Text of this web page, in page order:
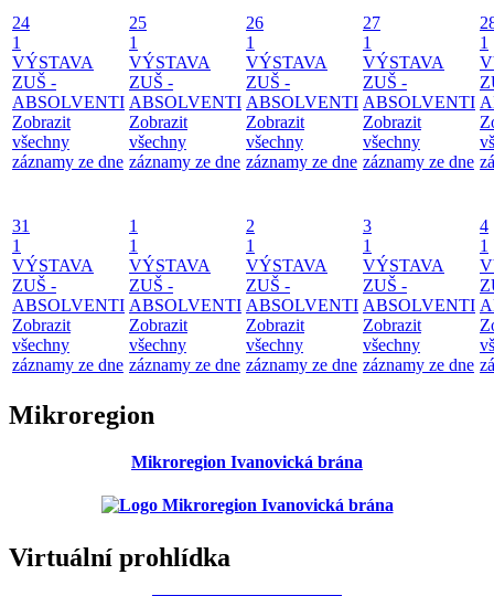
24
1
VÝSTAVA
ZUŠ -
ABSOLVENTI
Zobrazit
všechny
záznamy ze dne
25
1
VÝSTAVA
ZUŠ -
ABSOLVENTI
Zobrazit
všechny
záznamy ze dne
26
1
VÝSTAVA
ZUŠ -
ABSOLVENTI
Zobrazit
všechny
záznamy ze dne
27
1
VÝSTAVA
ZUŠ -
ABSOLVENTI
Zobrazit
všechny
záznamy ze dne
1
31
1
VÝSTAVA
ZUŠ -
ABSOLVENTI
Zobrazit
všechny
záznamy ze dne
1
1
VÝSTAVA
ZUŠ -
ABSOLVENTI
Zobrazit
všechny
záznamy ze dne
2
1
VÝSTAVA
ZUŠ -
ABSOLVENTI
Zobrazit
všechny
záznamy ze dne
3
1
VÝSTAVA
ZUŠ -
ABSOLVENTI
Zobrazit
všechny
záznamy ze dne
4
1
Mikroregion
Mikroregion Ivanovická brána
Virtuální prohlídka